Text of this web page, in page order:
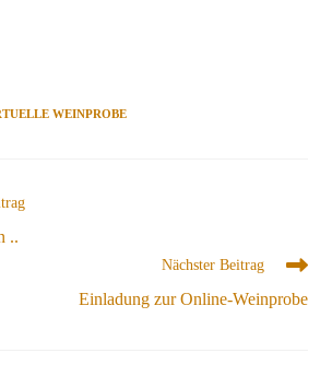
WEINPROBE
..
Nächster Beitrag
Einladung zur Online-Weinprobe